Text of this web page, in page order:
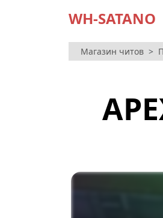
WH-SATANO
Магазин читов